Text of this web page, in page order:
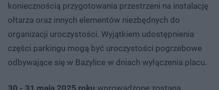
koniecznością przygotowania przestrzeni na instalację
ołtarza oraz innych elementów niezbędnych do
organizacji uroczystości. Wyjątkiem udostępnienia
części parkingu mogą być uroczystości pogrzebowe
odbywające się w Bazylice w dniach wyłączenia placu.
30 - 31 maja 2025 roku wprowadzone zostaną